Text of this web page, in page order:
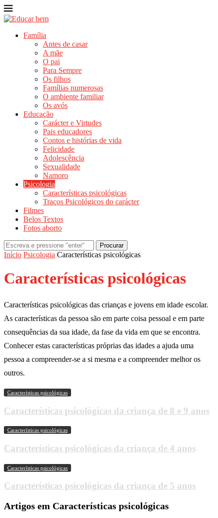
Família
Antes de casar
A mãe
O pai
Para Sempre
Os filhos
Famílias numerosas
O ambiente familiar
Os avós
Educação
Carácter e Virtudes
Pais educadores
Contos e histórias de vida
Felicidade
Adolescência
Sexualidade
Namoro
Psicologia
Características psicológicas
Traços Psicológicos do carácter
Filmes
Belos Textos
Fotos aborto
Procurar
Início Psicologia Características psicológicas
Características psicológicas
Características psicológicas das crianças e jovens em idade escolar.
As características da pessoa são em parte coisa pessoal e em parte
consequências da sua idade, da fase da vida em que se encontra.
Conhecer estas características próprias das idades a ajuda uma
pessoa a compreender-se a si mesma e a compreender melhor os
outros.
Características psicológicas
Características psicológicas da criança de 8 e 9 anos
Características psicológicas
Características psicológicas da criança de 4 anos
Características psicológicas
Características psicológicas da criança de 5 anos
Artigos em Características psicológicas